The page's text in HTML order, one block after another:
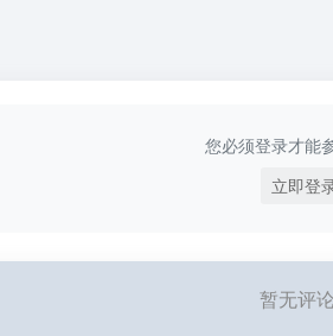
您必须登录才能
立即登
暂无评